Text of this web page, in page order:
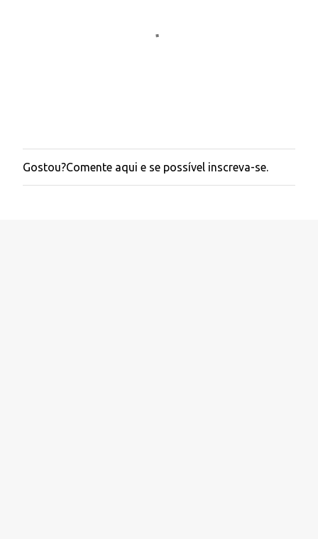
P
o
Gostou?Comente aqui e se possível inscreva-se.